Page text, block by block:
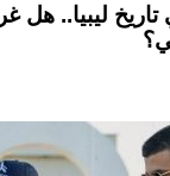
ليبيا.. هل